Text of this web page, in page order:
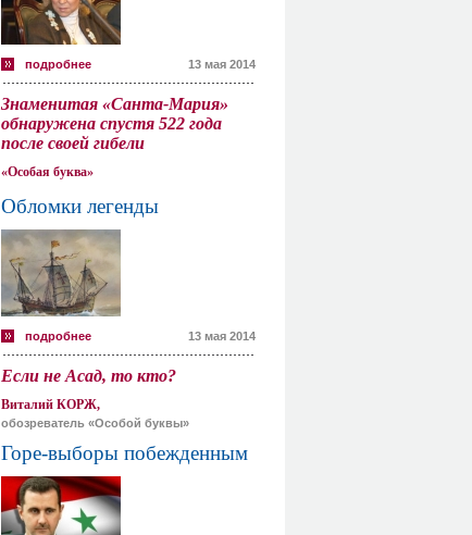
подробнее 13 мая 2014
Знаменитая «Санта-Мария»
обнаружена спустя 522 года
после своей гибели
«Особая буква»
Обломки легенды
подробнее 13 мая 2014
Если не Асад, то кто?
Виталий КОРЖ,
обозреватель «Особой буквы»
Горе-выборы побежденным